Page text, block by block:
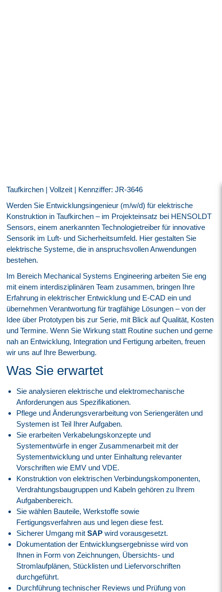
Taufkirchen | Vollzeit | Kennziffer: JR-3646
Werden Sie Entwicklungsingenieur (m/w/d) für elektrische
Konstruktion in Taufkirchen – im Projekteinsatz bei HENSOLDT
Sensors, einem anerkannten Technologietreiber für innovative
Sensorik im Luft- und Sicherheitsumfeld. Hier gestalten Sie
elektrische Systeme, die in anspruchsvollen Anwendungen
bestehen.
Im Bereich Mechanical Systems Engineering arbeiten Sie eng
mit einem interdisziplinären Team zusammen, bringen Ihre
Erfahrung in elektrischer Entwicklung und E‑CAD ein und
übernehmen Verantwortung für tragfähige Lösungen – von der
Idee über Prototypen bis zur Serie, mit Blick auf Qualität, Kosten
und Termine. Wenn Sie Wirkung statt Routine suchen und gerne
nah an Entwicklung, Integration und Fertigung arbeiten, freuen
wir uns auf Ihre Bewerbung.
Was Sie erwartet
Sie analysieren elektrische und elektromechanische
Anforderungen aus Spezifikationen.
Pflege und Änderungsverarbeitung von Seriengeräten und
Systemen ist Teil Ihrer Aufgaben.
Sie erarbeiten Verkabelungskonzepte und
Systementwürfe in enger Zusammenarbeit mit der
Systementwicklung und unter Einhaltung relevanter
Vorschriften wie EMV und VDE.
Konstruktion von elektrischen Verbindungskomponenten,
Verdrahtungsbaugruppen und Kabeln gehören zu Ihrem
Aufgabenbereich.
Sie wählen Bauteile, Werkstoffe sowie
Fertigungsverfahren aus und legen diese fest.
Sicherer Umgang mitSAP wird vorausgesetzt.
Dokumentation der Entwicklungsergebnisse wird von
Ihnen in Form von Zeichnungen, Übersichts- und
Stromlaufplänen, Stücklisten und Liefervorschriften
durchgeführt.
Durchführung technischer Reviews und Prüfung von